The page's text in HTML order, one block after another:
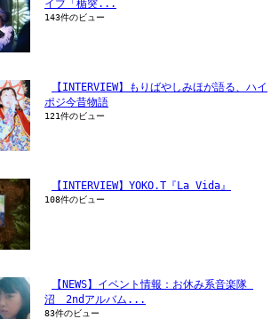
イブ「楯突...
143件のビュー
【INTERVIEW】もりばやしみほが語る、ハイ
ポジ今昔物語
121件のビュー
【INTERVIEW】YOKO.T『La Vida』
108件のビュー
【NEWS】イベント情報：お休み系音楽隊
沼　2ndアルバム...
83件のビュー